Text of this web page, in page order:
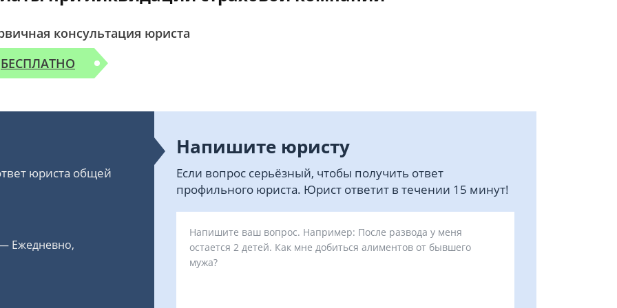
консультация юриста
БЕСПЛАТНО
юриста общей
Ежедневно,
Напишите юристу
Если вопрос серьёзный, чтобы получить ответ
профильного юриста. Юрист ответит в течении 15 минут!